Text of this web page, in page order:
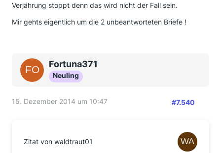
Verjährung stoppt denn das wird nicht der Fall sein.
Mir gehts eigentlich um die 2 unbeantworteten Briefe !
Fortuna371
Neuling
15. Dezember 2014 um 10:47 #7.540
Zitat von waldtraut01